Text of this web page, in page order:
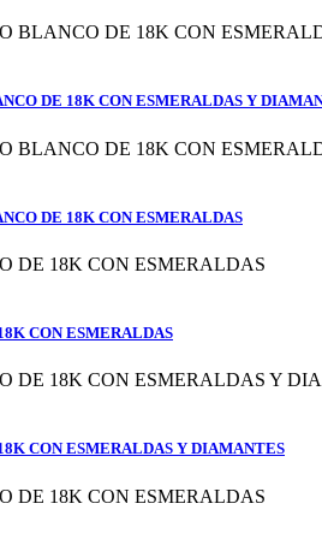
DE 18K CON ESMERALDAS Y
DE 18K CON ESMERALDAS
CON ESMERALDAS
CON ESMERALDAS Y DIAMANTES